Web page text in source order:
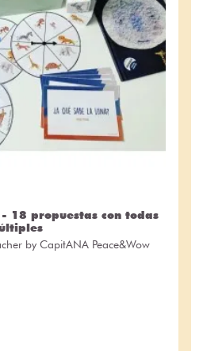
18 propuestas con todas
by CapitANA Peace&Wow